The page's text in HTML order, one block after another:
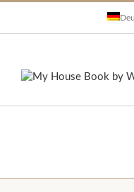
springen